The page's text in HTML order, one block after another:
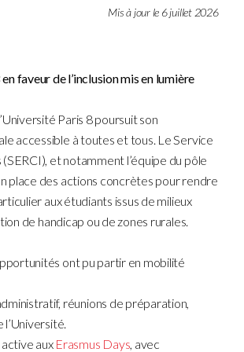
Mis à jour le 6 juillet 2026
faveur de l’inclusion mis en lumière
Paris 8 poursuit son
accessible à toutes et tous. Le Service
et notamment l’équipe du pôle
place des actions concrètes pour rendre
aux étudiants issus de milieux
de handicap ou de zones rurales.
ont pu partir en mobilité
réunions de préparation,
l’Université.
aux Erasmus Days , avec